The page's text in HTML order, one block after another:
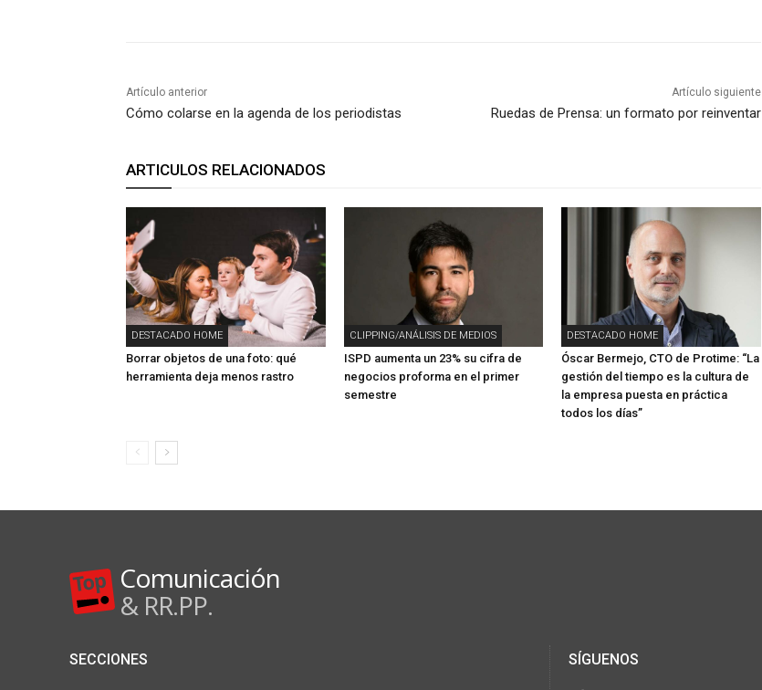
Artículo anterior
Cómo colarse en la agenda de los periodistas
Artículo siguiente
Ruedas de Prensa: un formato por reinventar
ARTICULOS RELACIONADOS
DESTACADO HOME
Borrar objetos de una foto: qué
herramienta deja menos rastro
CLIPPING/ANÁLISIS DE MEDIOS
ISPD aumenta un 23% su cifra de
negocios proforma en el primer
semestre
DESTACADO HOME
Óscar Bermejo, CTO de Protime: “La
gestión del tiempo es la cultura de
la empresa puesta en práctica
todos los días”
Comunicación
& RR.PP.
SECCIONES SÍGUENOS